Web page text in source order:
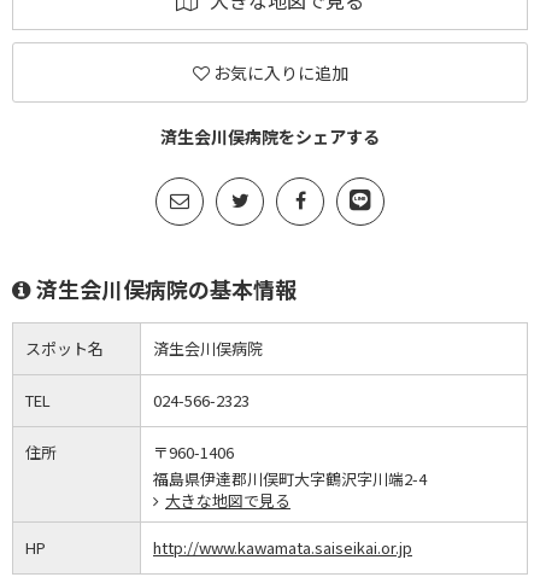
お気に入りに追加
済生会川俣病院をシェアする
済生会川俣病院の基本情報
スポット名 済生会川俣病院
TEL 024-566-2323
住所
〒960-1406
福島県伊達郡川俣町大字鶴沢字川端2-4
大きな地図で見る
HP http://www.kawamata.saiseikai.or.jp